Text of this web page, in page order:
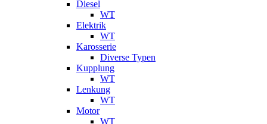
Diesel
WT
Elektrik
WT
Karosserie
Diverse Typen
Kupplung
WT
Lenkung
WT
Motor
WT